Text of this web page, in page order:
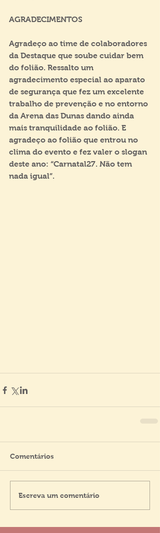
AGRADECIMENTOS
Agradeço ao time de colaboradores
da Destaque que soube cuidar bem
do folião. Ressalto um
agradecimento especial ao aparato
de segurança que fez um excelente
trabalho de prevenção e no entorno
da Arena das Dunas dando ainda
mais tranquilidade ao folião. E
agradeço ao folião que entrou no
clima do evento e fez valer o slogan
deste ano: “Carnatal27. Não tem
nada igual”.
Comentários
Escreva um comentário